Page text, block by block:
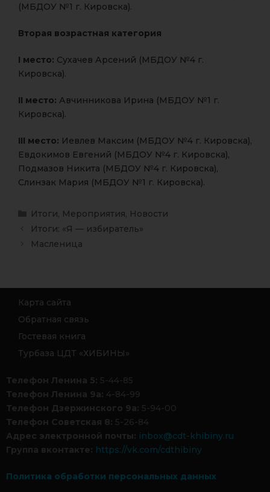
(МБДОУ №1 г. Кировска).
Вторая возрастная категория
I место: Сухачев Арсений (МБДОУ №4 г.
Кировска).
II место: Авчинникова Ирина (МБДОУ №1 г.
Кировска).
III место: Иевлев Максим (МБДОУ №4 г. Кировска),
Евдокимов Евгений (МБДОУ №4 г. Кировска),
Подмазов Никита (МБДОУ №4 г. Кировска),
Слинзак Мария (МБДОУ №1 г. Кировска).
Итоги, Мероприятия, Новости
Итоги: «Я — избиратель»
Масленица
Карта сайта
Обратная связь
Гостевая книга
Турбаза ЦДТ «ХИБИНЫ»
Телефон Ленина 5: 5-44-85
Телефон Ленина 9а: 4-84-99
Телефон Дзержинского 9а: 5-94-00
Телефон Советская 8: 5-26-84
Адрес электронной почты: inbox@cdt-khibiny.ru
Группа вконтакте: https://vk.com/cdthibiny
Политика обработки персональных данных